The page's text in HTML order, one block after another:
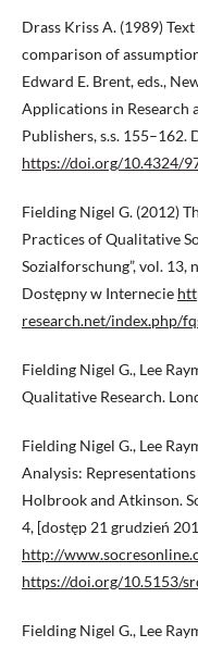
Drass Kriss A. (1989)
comparison of
Edward E. Brent, eds.,
Applications in Research
Publishers, s.s. 155–162.
https://doi.org/10.4324/
Fielding Nigel G. (2012)
Practices of Qualitative
Sozialforschung”, vol. 13,
Dostępny w Internecie
research.net/index.php/
Fielding Nigel G., Lee
Qualitative Research.
Fielding Nigel G., Lee
Analysis:
Holbrook and Atkinson.
4, [dostęp 21 grudzień
http://
https://doi.org/10.5153/
Fielding Nigel G., Lee